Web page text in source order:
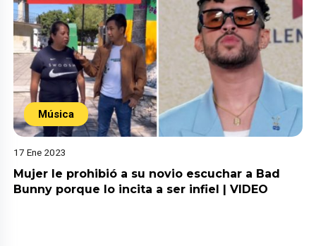
Música
17 Ene 2023
Mujer le prohibió a su novio escuchar a Bad
Bunny porque lo incita a ser infiel | VIDEO